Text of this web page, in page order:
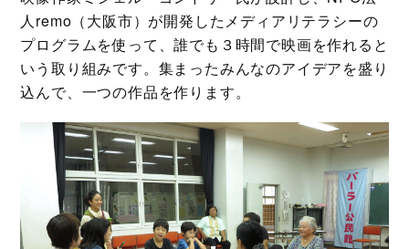
人remo（大阪市）が開発したメディアリテラシーの
プログラムを使って、誰でも３時間で映画を作れると
いう取り組みです。集まったみんなのアイデアを盛り
込んで、一つの作品を作ります。